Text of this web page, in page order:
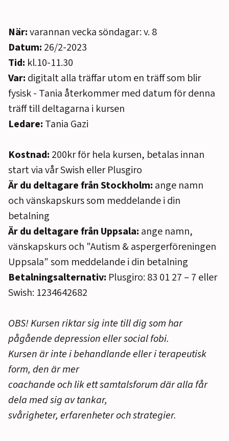
När:varannan vecka söndagar: v. 8
Datum: 26/2-2023
Tid: kl.10-11.30
Var: digitalt alla träffar utom en träff som blir
fysisk - Tania återkommer med datum för denna
träff till deltagarna i kursen
Ledare: Tania Gazi
Kostnad: 200kr för hela kursen, betalas innan
start via vår Swish eller Plusgiro
Är du deltagare från Stockholm: ange namn
och vänskapskurs som meddelande i din
betalning
Är du deltagare från Uppsala: ange namn,
vänskapskurs och "Autism & aspergerföreningen
Uppsala" som meddelande i din betalning
Betalningsalternativ: Plusgiro: 83 01 27 – 7 eller
Swish: 1234642682
OBS! Kursen riktar sig inte till dig som har
pågående depression eller social fobi.
Kursen är inte i behandlande eller i terapeutisk
form, den är mer
coachande och lik ett samtalsforum där alla får
dela med sig av tankar,
svårigheter, erfarenheter och strategier.